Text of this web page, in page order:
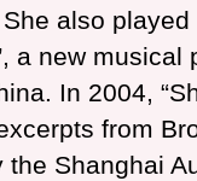
also
a new musical
In 2004,
from
Shanghai